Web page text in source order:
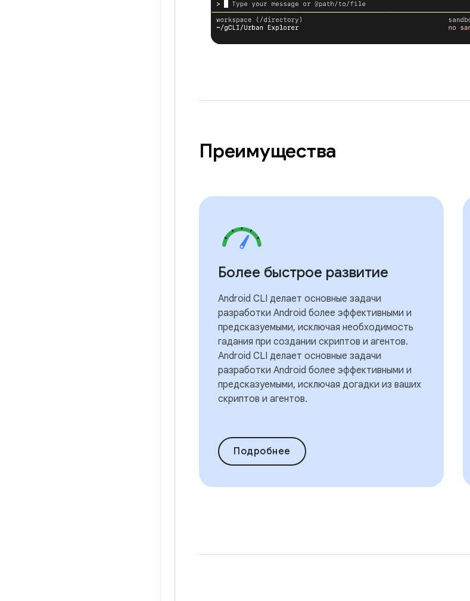
Преимущества
Более быстрое развитие
Android CLI делает основные задачи
разработки Android более эффективными и
предсказуемыми, исключая необходимость
гадания при создании скриптов и агентов.
Android CLI делает основные задачи
разработки Android более эффективными и
предсказуемыми, исключая догадки из ваших
скриптов и агентов.
Подробнее